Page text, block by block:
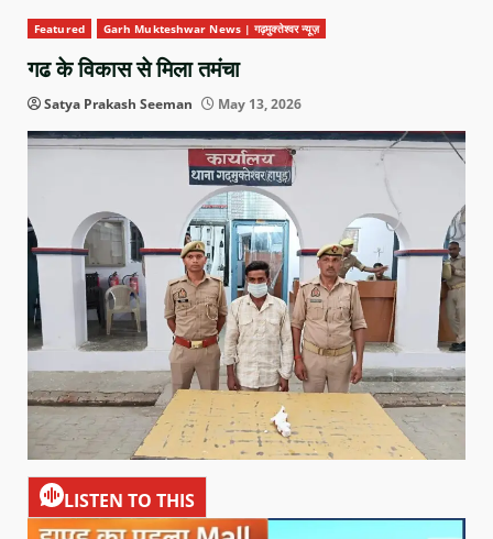
Featured Garh Mukteshwar News | गढ़मुक्तेश्वर न्यूज़
गढ के विकास से मिला तमंचा
Satya Prakash Seeman May 13, 2026
LISTEN TO THIS